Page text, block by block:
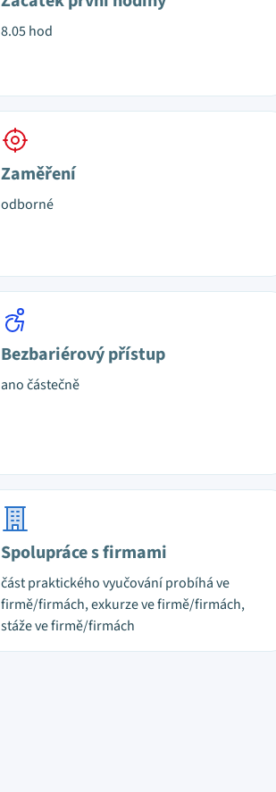
8.05 hod
Zaměření
odborné
Bezbariérový přístup
ano částečně
Spolupráce s firmami
část praktického vyučování probíhá ve
firmě/firmách, exkurze ve firmě/firmách,
stáže ve firmě/firmách